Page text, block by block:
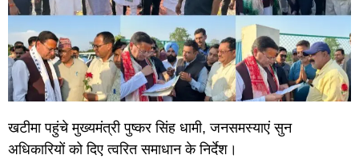
खटीमा पहुंचे मुख्यमंत्री पुष्कर सिंह धामी, जनसमस्याएं सुन
अधिकारियों को दिए त्वरित समाधान के निर्देश।